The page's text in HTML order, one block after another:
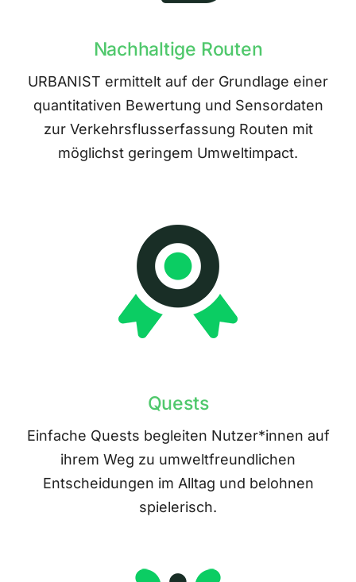
Nachhaltige Routen
URBANIST ermittelt auf der Grundlage einer
quantitativen Bewertung und Sensordaten
zur Verkehrsflusserfassung Routen mit
möglichst geringem Umweltimpact.
Quests
Einfache Quests begleiten Nutzer*innen auf
ihrem Weg zu umweltfreundlichen
Entscheidungen im Alltag und belohnen
spielerisch.